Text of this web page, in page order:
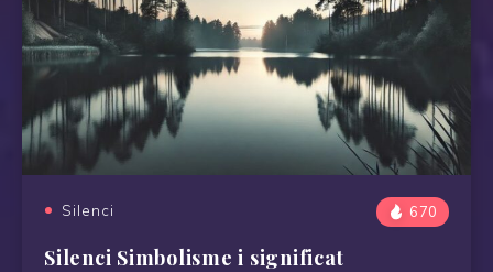
Silenci 670
Silenci Simbolisme i significat